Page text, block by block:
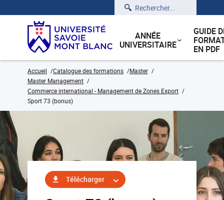
Rechercher
ANNÉE
UNIVERSITAIRE
GUIDE
EN PDF
Accueil Catalogue des formations
Master
Master Management
Commerce international - Management de Zones Export
Sport 73 (bonus)
Télécharger